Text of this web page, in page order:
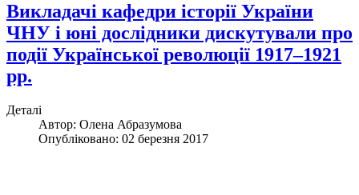
Викладачі кафедри історії України
ЧНУ і юні дослідники дискутували про
події Української революції 1917–1921
рр.
Деталі
Автор: Олена Абразумова
Опубліковано: 02 березня 2017